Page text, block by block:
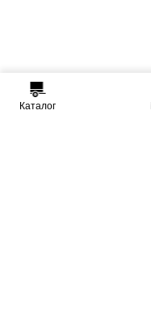
Каталог